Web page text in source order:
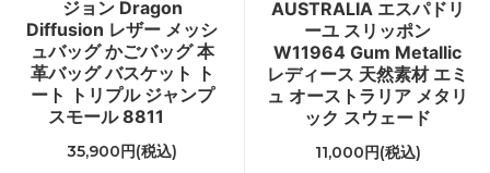
ジョン Dragon
Diffusion レザー メッシ
ュバッグ かごバッグ 本
革バッグ バスケット ト
ート トリプル ジャンプ
スモール 8811
35,900円(税込)
AUSTRALIA エスパドリ
ーユ スリッポン
W11964 Gum Metallic
レディース 天然素材 エミ
ュ オーストラリア メタリ
ック スウェード
11,000円(税込)